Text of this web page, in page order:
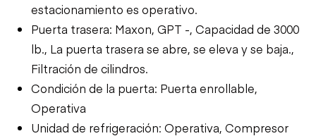
estacionamiento es operativo.
Puerta trasera: Maxon, GPT -, Capacidad de 3000
lb., La puerta trasera se abre, se eleva y se baja.,
Filtración de cilindros.
Condición de la puerta: Puerta enrollable,
Operativa
Unidad de refrigeración: Operativa, Compresor